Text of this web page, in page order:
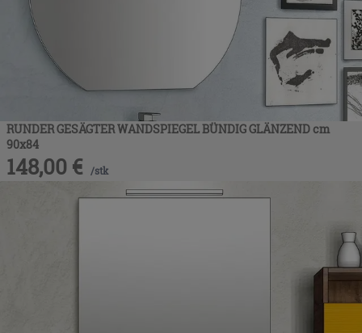
RUNDER GESÄGTER WANDSPIEGEL BÜNDIG GLÄNZEND cm
90x84
148,00 € /stk